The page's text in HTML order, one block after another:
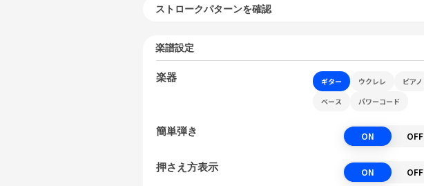
ストロークパターンを確認
楽譜設定
楽器 ギター ウクレレ
ピアノ
ベース
パワーコード
簡単弾き ON OFF
押さえ方表示 ON OFF